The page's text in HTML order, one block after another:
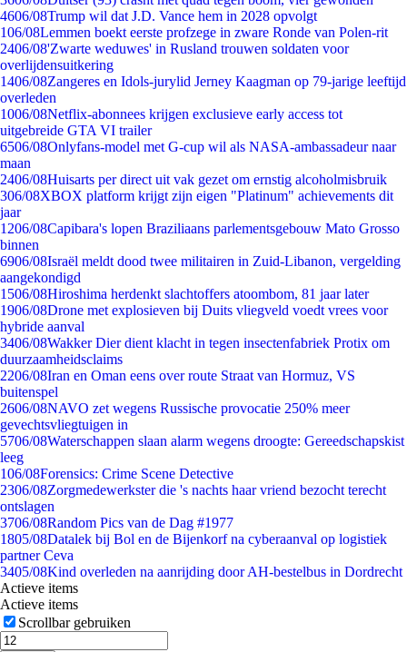
4606/08Trump wil dat J.D. Vance hem in 2028 opvolgt
106/08Lemmen boekt eerste profzege in zware Ronde van Polen-rit
2406/08'Zwarte weduwes' in Rusland trouwen soldaten voor
overlijdensuitkering
1406/08Zangeres en Idols-jurylid Jerney Kaagman op 79-jarige leeftijd
overleden
1006/08Netflix-abonnees krijgen exclusieve early access tot
uitgebreide GTA VI trailer
6506/08Onlyfans-model met G-cup wil als NASA-ambassadeur naar
maan
2406/08Huisarts per direct uit vak gezet om ernstig alcoholmisbruik
306/08XBOX platform krijgt zijn eigen "Platinum" achievements dit
jaar
1206/08Capibara's lopen Braziliaans parlementsgebouw Mato Grosso
binnen
6906/08Israël meldt dood twee militairen in Zuid-Libanon, vergelding
aangekondigd
1506/08Hiroshima herdenkt slachtoffers atoombom, 81 jaar later
1906/08Drone met explosieven bij Duits vliegveld voedt vrees voor
hybride aanval
3406/08Wakker Dier dient klacht in tegen insectenfabriek Protix om
duurzaamheidsclaims
2206/08Iran en Oman eens over route Straat van Hormuz, VS
buitenspel
2606/08NAVO zet wegens Russische provocatie 250% meer
gevechtsvliegtuigen in
5706/08Waterschappen slaan alarm wegens droogte: Gereedschapskist
leeg
106/08Forensics: Crime Scene Detective
2306/08Zorgmedewerkster die 's nachts haar vriend bezocht terecht
ontslagen
3706/08Random Pics van de Dag #1977
1805/08Datalek bij Bol en de Bijenkorf na cyberaanval op logistiek
partner Ceva
3405/08Kind overleden na aanrijding door AH-bestelbus in Dordrecht
Actieve items
Actieve items
Scrollbar gebruiken